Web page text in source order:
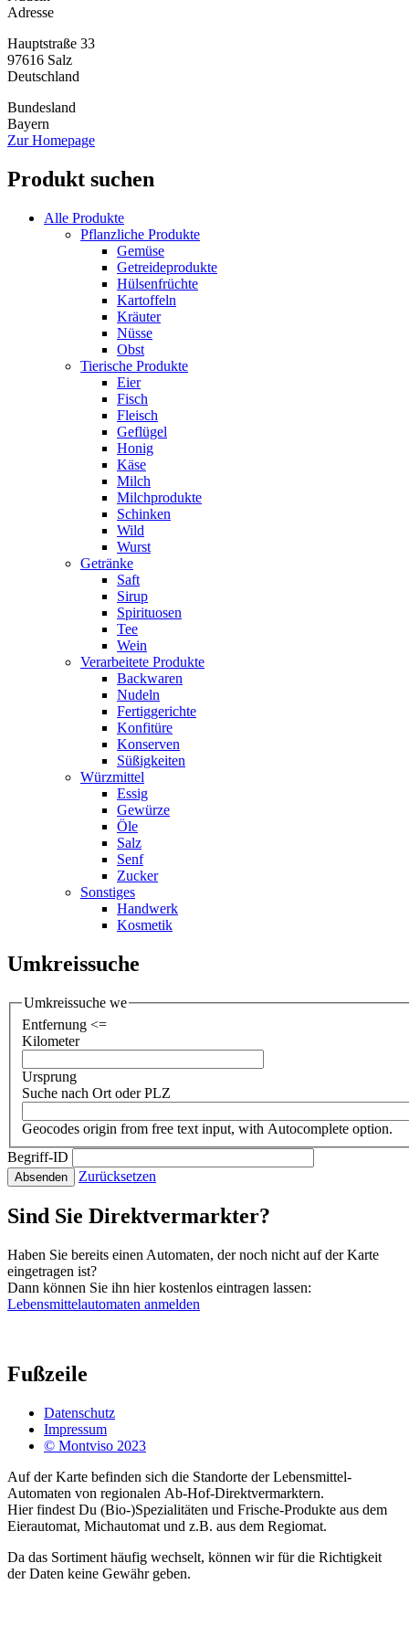
Adresse
Hauptstraße 33
97616 Salz
Deutschland
Bundesland
Bayern
Zur Homepage
Produkt suchen
Alle Produkte
Pflanzliche Produkte
Gemüse
Getreideprodukte
Hülsenfrüchte
Kartoffeln
Kräuter
Nüsse
Obst
Tierische Produkte
Eier
Fisch
Fleisch
Geflügel
Honig
Käse
Milch
Milchprodukte
Schinken
Wild
Wurst
Getränke
Saft
Sirup
Spirituosen
Tee
Wein
Verarbeitete Produkte
Backwaren
Nudeln
Fertiggerichte
Konfitüre
Konserven
Süßigkeiten
Würzmittel
Essig
Gewürze
Öle
Salz
Senf
Zucker
Sonstiges
Handwerk
Kosmetik
Umkreissuche
Umkreissuche we
Entfernung <=
Kilometer
Ursprung
Suche nach Ort oder PLZ
Geocodes origin from free text input, with Autocomplete option.
Begriff-ID
Absenden Zurücksetzen
Sind Sie Direktvermarkter?
Haben Sie bereits einen Automaten, der noch nicht auf der Karte
eingetragen ist?
Dann können Sie ihn hier kostenlos eintragen lassen:
Lebensmittelautomaten anmelden
Fußzeile
Datenschutz
Impressum
© Montviso 2023
Auf der Karte befinden sich die Standorte der Lebensmittel-
Automaten von regionalen Ab-Hof-Direktvermarktern.
Hier findest Du (Bio-)Spezialitäten und Frische-Produkte aus dem
Eierautomat, Michautomat und z.B. aus dem Regiomat.
Da das Sortiment häufig wechselt, können wir für die Richtigkeit
der Daten keine Gewähr geben.